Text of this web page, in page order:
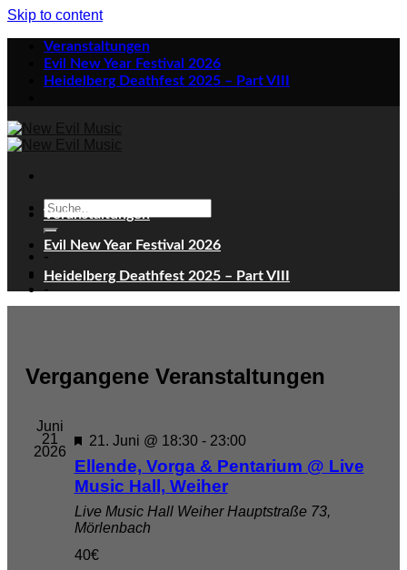
Skip to content
Veranstaltungen
Evil New Year Festival 2026
Heidelberg Deathfest 2025 – Part VIII
-
-
Veranstaltungen
Evil New Year Festival 2026
Heidelberg Deathfest 2025 – Part VIII
Vergangene Veranstaltungen
Juni
21
2026
Empfohlen
21. Juni @ 18:30- 23:00
Ellende, Vorga & Pentarium @ Live
Music Hall, Weiher
Live Music Hall WeiherHauptstraße 73,
Mörlenbach
40€